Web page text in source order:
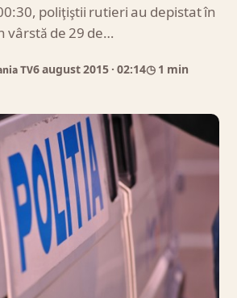
poliţiştii rutieri au depistat în
vârstă de 29 de…
TV6 august 2015 · 02:14◷ 1 min